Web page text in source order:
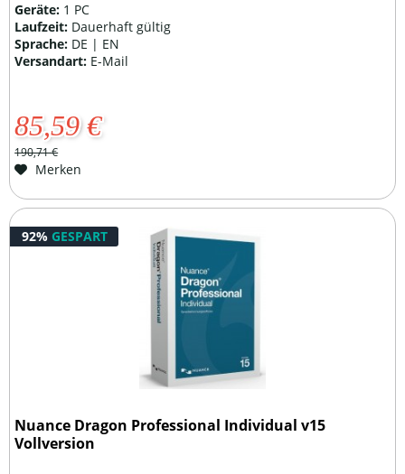
Geräte: 1 PC
Laufzeit: Dauerhaft gültig
Sprache: DE | EN
Versandart: E-Mail
85,59 €
190,71 €
Merken
92% GESPART
Nuance Dragon Professional Individual v15
Vollversion